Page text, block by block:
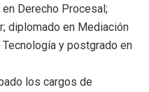
Derecho Procesal;
diplomado en Mediación
y postgrado en
los cargos de